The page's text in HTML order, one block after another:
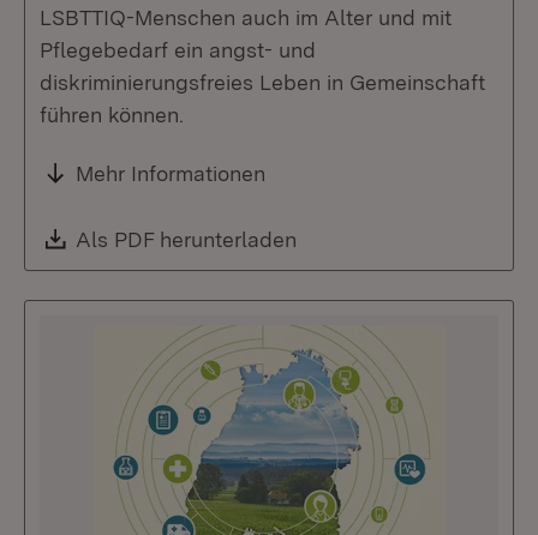
LSBTTIQ-Menschen auch im Alter und mit
Pflegebedarf ein angst- und
diskriminierungsfreies Leben in Gemeinschaft
führen können.
Mehr Informationen
Download:
Als PDF herunterladen